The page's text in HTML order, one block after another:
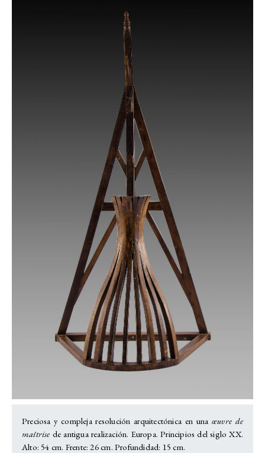
Preciosa y compleja resolución arquitectónica en una œuvre de
maîtrise de antigua realización. Europa. Principios del siglo XX.
Alto: 54 cm. Frente: 26 cm. Profundidad: 15 cm.